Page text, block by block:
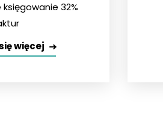
32%
więcej